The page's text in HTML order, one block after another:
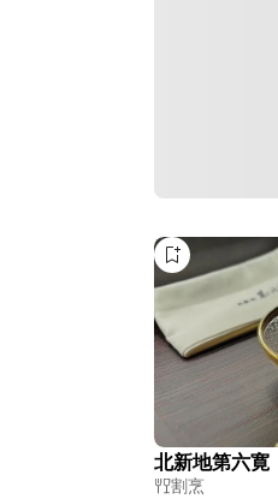
北新地第六寛
割烹